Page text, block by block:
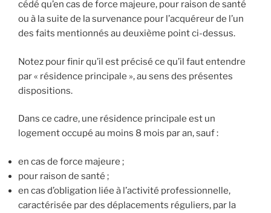
cédé qu’en cas de force majeure, pour raison de santé
ou à la suite de la survenance pour l’acquéreur de l’un
des faits mentionnés au deuxième point ci-dessus.
Notez pour finir qu’il est précisé ce qu’il faut entendre
par « résidence principale », au sens des présentes
dispositions.
Dans ce cadre, une résidence principale est un
logement occupé au moins 8 mois par an, sauf :
en cas de force majeure ;
pour raison de santé ;
en cas d’obligation liée à l’activité professionnelle,
caractérisée par des déplacements réguliers, par la